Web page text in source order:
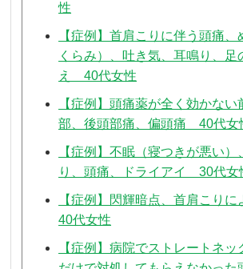
性
【症例】首肩こりに伴う頭痛、
くらみ）、吐き気、耳鳴り、足
え 40代女性
【症例】頭痛薬が全く効かな
部、後頭部痛、偏頭痛 40代女
【症例】不眠（寝つきが悪い）
り、頭痛、ドライアイ 30代女
【症例】閃輝暗点、首肩こり
40代女性
【症例】病院でストレートネッ